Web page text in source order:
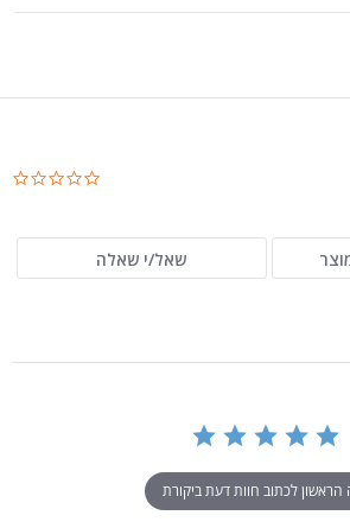
שאל/י שאלה
הראשון לכתוב חוות דעת ביקורת